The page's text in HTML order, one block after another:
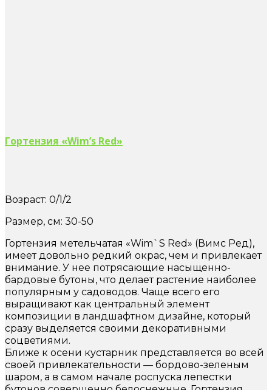
Гортензия «Wim’s Red»
Возраст: 0/1/2
Размер, см: 30-50
Гортензия метельчатая «Wim`S Red» (Вимс Ред),
имеет довольно редкий окрас, чем и привлекает
внимание. У нее потрясающие насыщенно-
бардовые бутоны, что делает растение наиболее
популярным у садоводов. Чаще всего его
выращивают как центральный элемент
композиции в ландшафтном дизайне, который
сразу выделяется своими декоративными
соцветиями.
Ближе к осени кустарник представляется во всей
своей привлекательности — бордово-зеленым
шаром, а в самом начале роспуска лепестки